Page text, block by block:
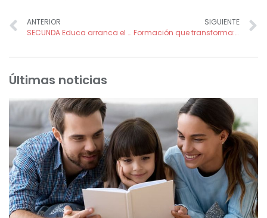
ANTERIOR
SECUNDA Educa arranca el año 2026 con refuerzo escolar, talleres de ciencias en inglés y ocio inclusivo
SIGUIENTE
Formación que transforma: el proyecto “Hilos que Sanan” impulsa el empoderamiento en Bolivia
Últimas noticias